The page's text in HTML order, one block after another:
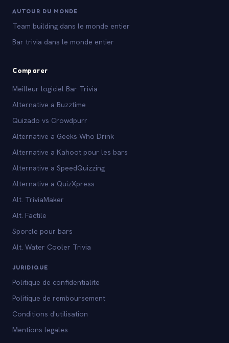
AUTOUR DU MONDE
Team building dans le monde entier
Bar trivia dans le monde entier
Comparer
Meilleur logiciel Bar Trivia
Alternative a Buzztime
Quizado vs Crowdpurr
Alternative a Geeks Who Drink
Alternative a Kahoot pour les bars
Alternative a SpeedQuizzing
Alternative a QuizXpress
Alt. TriviaMaker
Alt. Factile
Sporcle pour bars
Alt. Water Cooler Trivia
JURIDIQUE
Politique de confidentialite
Politique de remboursement
Conditions d'utilisation
Mentions legales